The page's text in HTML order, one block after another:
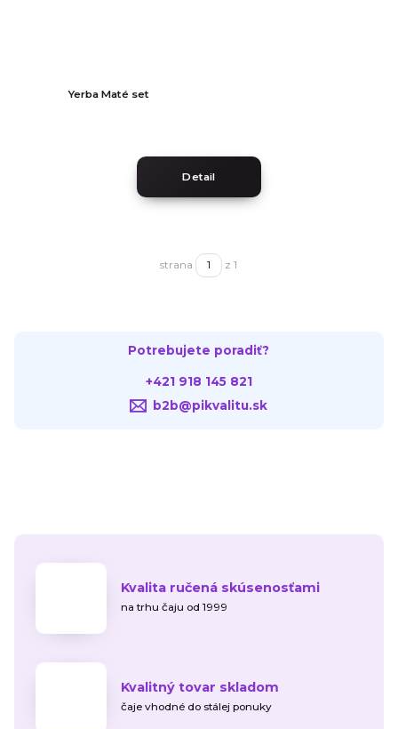
Yerba Maté set
Detail
strana z 1
Potrebujete poradiť?
+421 918 145 821
b2b@pikvalitu.sk
Kvalita ručená skúsenosťami
na trhu čaju od 1999
Kvalitný tovar skladom
čaje vhodné do stálej ponuky